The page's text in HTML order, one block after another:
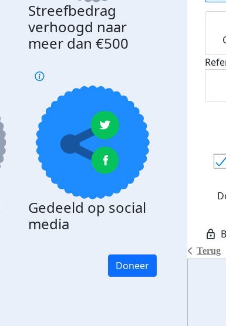
Streefbedrag
verhoogd naar
meer dan €500
Gedeeld op social
media
Doneer
Terug